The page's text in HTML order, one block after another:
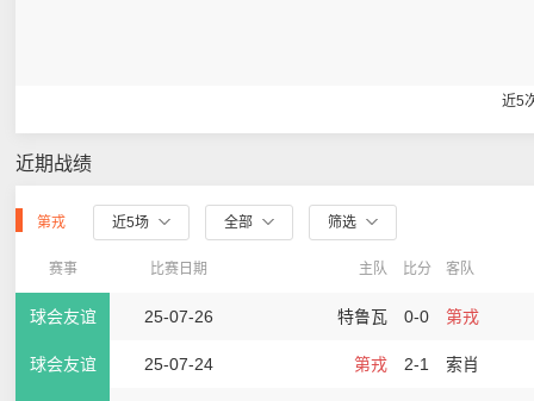
近5
近期战绩
第戎 近5场 全部 筛选
赛事 比赛日期 主队 比分 客队
球会友谊 25-07-26 特鲁瓦 0-0 第戎
球会友谊 25-07-24 第戎 2-1 索肖